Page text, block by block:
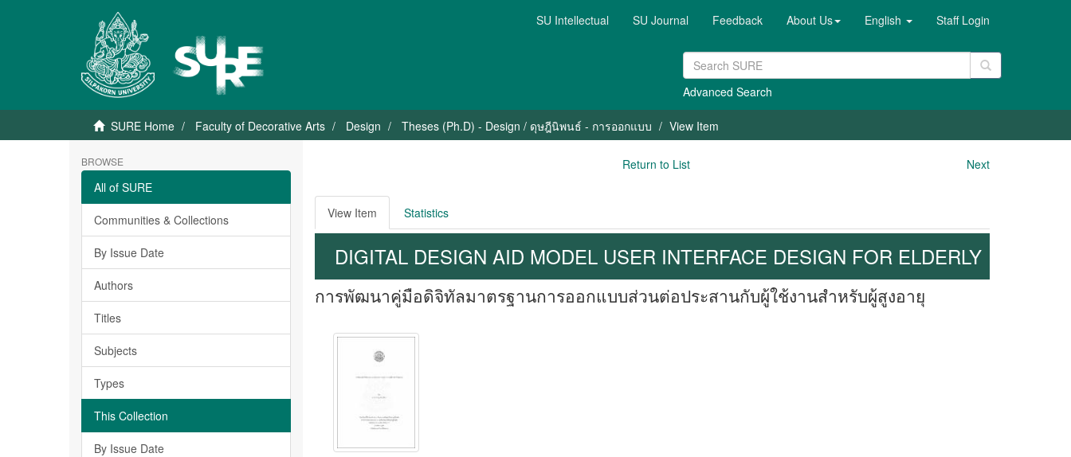
SU Intellectual SU Journal Feedback About Us English Staff Login
Advanced Search
SURE Home Faculty of Decorative Arts Design Theses (Ph.D) - Design / ดุษฎีนิพนธ์ - การออกแบบ View Item
BROWSE
All of SURE
Communities & Collections
By Issue Date
Authors
Titles
Subjects
Types
This Collection
By Issue Date
Return to List Next
View Item Statistics
DIGITAL DESIGN AID MODEL USER INTERFACE DESIGN FOR ELDERLY
การพัฒนาคู่มือดิจิทัลมาตรฐานการออกแบบส่วนต่อประสานกับผู้ใช้งานสำหรับผู้สูงอายุ